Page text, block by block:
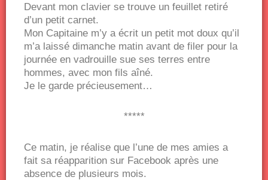
Devant mon clavier se trouve un feuillet retiré
d’un petit carnet.
Mon Capitaine m’y a écrit un petit mot doux qu’il
m’a laissé dimanche matin avant de filer pour la
journée en vadrouille sue ses terres entre
hommes, avec mon fils aîné.
Je le garde précieusement…
*****
Ce matin, je réalise que l’une de mes amies a
fait sa réapparition sur Facebook après une
absence de plusieurs mois.